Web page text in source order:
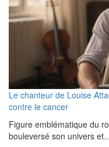
Le chanteur de Louise
contre le cancer
Figure emblématique du
bouleversé son univers